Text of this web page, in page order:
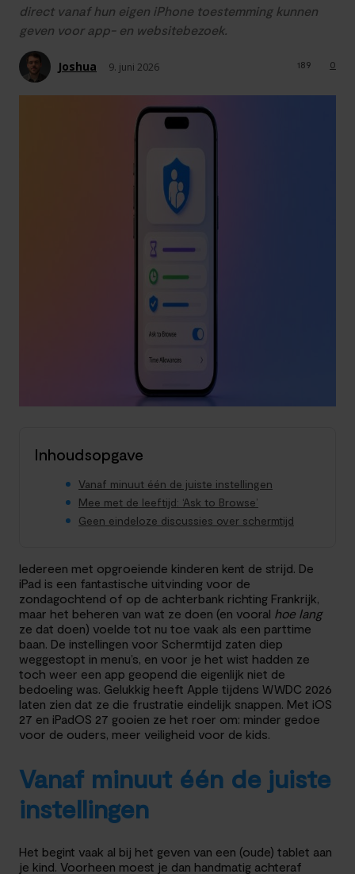
direct vanaf hun eigen iPhone toestemming kunnen
geven voor app- en websitebezoek.
Joshua 9. juni 2026 0
189
Inhoudsopgave
Vanaf minuut één de juiste instellingen
Mee met de leeftijd: ‘Ask to Browse’
Geen eindeloze discussies over schermtijd
Iedereen met opgroeiende kinderen kent de strijd. De
iPad is een fantastische uitvinding voor de
zondagochtend of op de achterbank richting Frankrijk,
maar het beheren van wat ze doen (en vooral hoe lang
ze dat doen) voelde tot nu toe vaak als een parttime
baan. De instellingen voor Schermtijd zaten diep
weggestopt in menu’s, en voor je het wist hadden ze
toch weer een app geopend die eigenlijk niet de
bedoeling was. Gelukkig heeft Apple tijdens WWDC 2026
laten zien dat ze die frustratie eindelijk snappen. Met iOS
27 en iPadOS 27 gooien ze het roer om: minder gedoe
voor de ouders, meer veiligheid voor de kids.
Vanaf minuut één de juiste
instellingen
Het begint vaak al bij het geven van een (oude) tablet aan
je kind. Voorheen moest je dan handmatig achteraf